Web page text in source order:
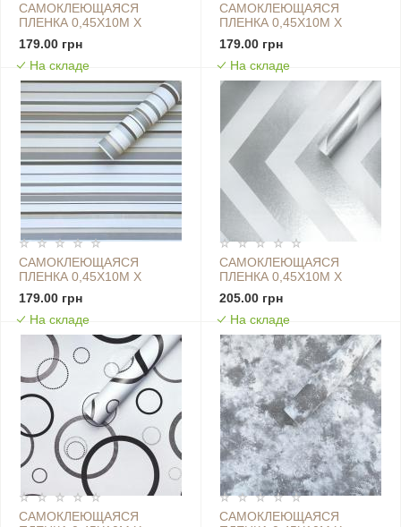
САМОКЛЕЮЩАЯСЯ
ПЛЕНКА 0,45Х10М Х
0,07ММ РОЗОВЫЕ
ТРЕУГОЛЬНИКИ SW-
00001225
179.00 грн
На складе
САМОКЛЕЮЩАЯСЯ
ПЛЕНКА 0,45Х10М Х
0,07ММ САПФИРОВАЯ
SW-00001217
179.00 грн
На складе
САМОКЛЕЮЩАЯСЯ
ПЛЕНКА 0,45Х10М Х
0,07ММ СВЕТЛО-
СТАЛЬНАЯ SW-00001209
179.00 грн
На складе
САМОКЛЕЮЩАЯСЯ
ПЛЕНКА 0,45Х10М Х
0,07ММ СЕРЕБРО SW-
00001221
205.00 грн
На складе
САМОКЛЕЮЩАЯСЯ
САМОКЛЕЮЩАЯСЯ